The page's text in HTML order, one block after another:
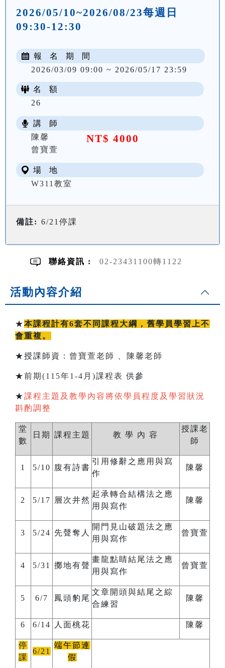
2026/05/10~2026/08/23每週日
09:30-12:30
NT$ 4000
報 名 期 間
2026/03/09 09:00 ~ 2026/05/17 23:59
名 額
26
講 師
陳馨
曾寶萱
場 地
W311教室
備註: 6/21停課
聯絡資訊 : 02-23431100轉1122
活動內容介紹
★本課程計有6套不同課程大綱，舊學員學習上不
會重複。
★授課師資： 曾寶萱老師 陳馨老師
★前期(115年1-4月)課程表 供參
★課程主題及教學內容將依學員程度及學習狀況
斟酌調整
堂
數
日期 課程主題 教 學 內 容
授課老
師
1 5/10 腹有詩書
引用修辭之應用與寫
作
陳馨
2 5/17 層次井然
起承轉合結構法之應
用與寫作
陳馨
3 5/24 先聲奪人
開門見山破題法之應
用與寫作
曾寶萱
4 5/31 擲地有聲
畫龍點睛結尾法之應
用與寫作
曾寶萱
5 6/7 鳳頭豹尾
文章開頭與結尾之綜
合練習
陳馨
6 6/14 人面桃花 陳馨
停
課
6/21
端午節連
假